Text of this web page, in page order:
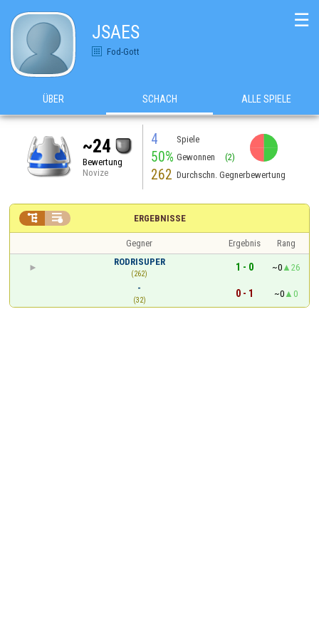
JSAES
Fod-Gott
☰
ÜBER SCHACH ALLE SPIELE
~24
Bewertung
Novize
4 Spiele
50% Gewonnen (2)
262 Durchschn. Gegnerbewertung
ERGEBNISSE
 
Gegner Ergebnis
Rang
RODRISUPER
(262)
1 - 0 ~0
26
-
(32)
0 - 1 ~0 0